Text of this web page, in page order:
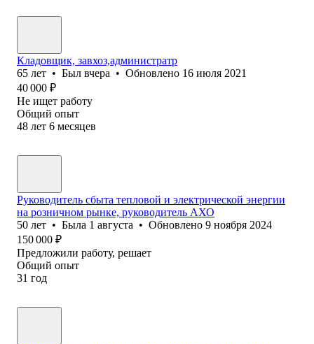
Кладовщик, завхоз,администратр
65 лет • Был вчера • Обновлено 16 июля 2021
40 000 ₽
Не ищет работу
Общий опыт
48 лет 6 месяцев
Руководитель сбыта тепловой и электрической энергии
на розничном рынке, руководитель АХО
50 лет • Была 1 августа • Обновлено 9 ноября 2024
150 000 ₽
Предложили работу, решает
Общий опыт
31 год